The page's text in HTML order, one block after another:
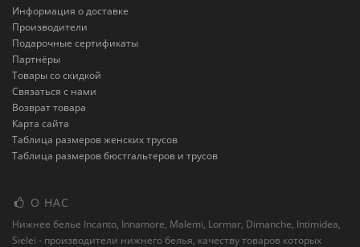
Информация о доставке
Производители
Подарочные сертификаты
Партнёры
Товары со скидкой
Связаться с нами
Возврат товара
Карта сайта
Таблица размеров женских трусов
Таблица размеров бюстгальтеров и трусов
О НАС
Нижнее белье Incanto, Innamore, Malemi, Lormar, Dimanche, Intimidea,
Sielei - производители нижнего белья, качеству товаров которых